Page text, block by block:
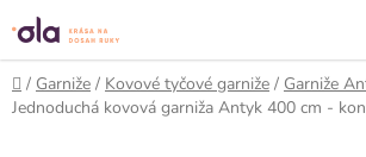
Prejsť
na
obsah
Domov
/ Garniže / Kovové tyčové garniže / Garniže
Jednoduchá kovová garniža Antyk 400 cm -